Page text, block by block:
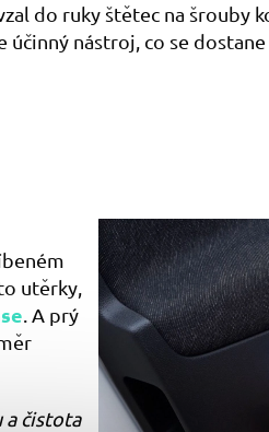
do ruky štětec na šrouby
účinný nástroj, co se
utěrky,
. A prý
a čistota